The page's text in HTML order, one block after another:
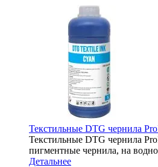
Текстильные DTG чернила
Текстильные DTG чернила
пигментные чернила, на
Детальнее